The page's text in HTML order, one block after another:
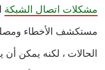
مشكلات اتصال الشبكة
مستكشف الأخطاء
الحالات ، لكنه يمكن